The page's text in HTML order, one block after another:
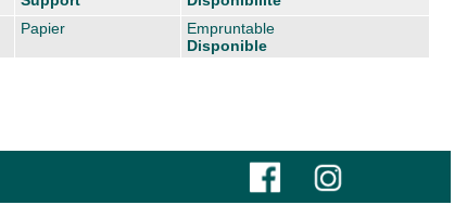
Papier
Empruntable
Disponible